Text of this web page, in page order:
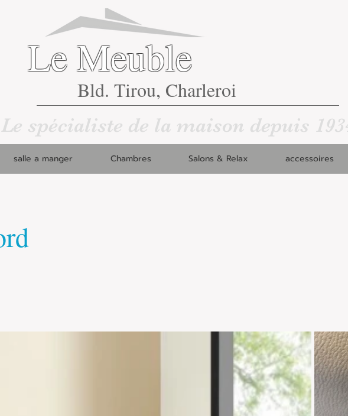
Le Meuble
Bld. Tirou, Charleroi
Le spécialiste de la maison depuis
salle a manger Chambres Salons & Relax accessoires